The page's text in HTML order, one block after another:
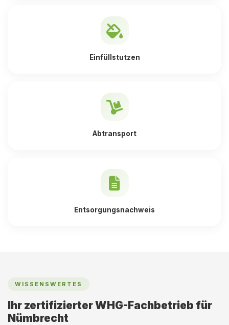
Einfüllstutzen
Abtransport
Entsorgungsnachweis
WISSENSWERTES
Ihr zertifizierter WHG-Fachbetrieb für
Nümbrecht